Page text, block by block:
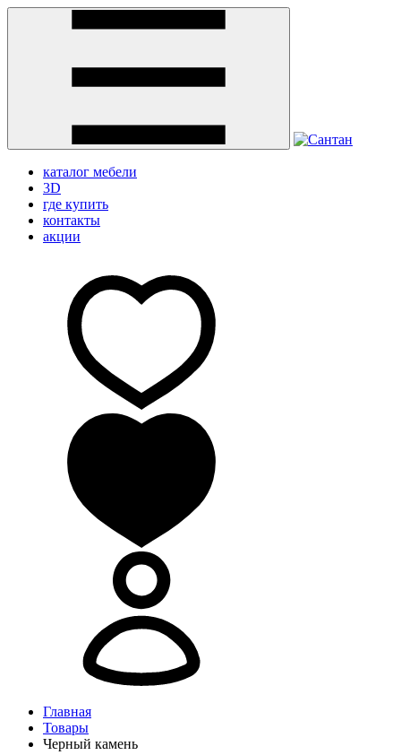
каталог мебели
3D
где купить
контакты
акции
Главная
Товары
Черный камень